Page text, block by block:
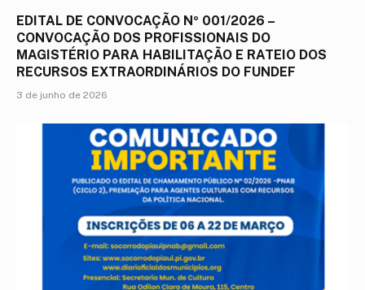
EDITAL DE CONVOCAÇÃO Nº 001/2026 –
CONVOCAÇÃO DOS PROFISSIONAIS DO
MAGISTÉRIO PARA HABILITAÇÃO E RATEIO DOS
RECURSOS EXTRAORDINÁRIOS DO FUNDEF
3 de junho de 2026